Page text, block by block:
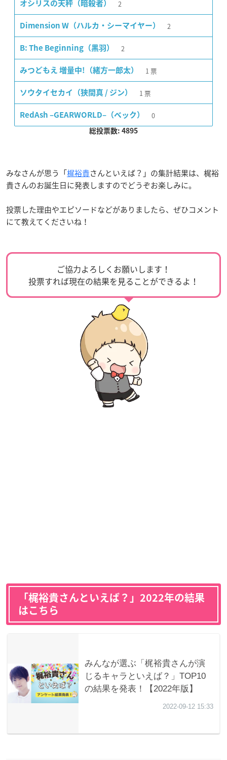
オシリスの天秤（暗殺者） 2
Dimension W（ハルカ・シーマイヤー） 2
B: The Beginning（黒羽） 2
みつどもえ 増量中!（緒方一郎太） 1 票
ソウタイセカイ（狭間真 / ジン） 1 票
RedAsh –GEARWORLD–（ベック） 0
総投票数: 4895
みなさんが思う「梶裕貴さんといえば？」の集計結果は、梶裕
貴さんのお誕生日に発表しますのでどうぞお楽しみに。
投票した理由やエピソードなどがありましたら、ぜひコメント
にて教えてくださいね！
ご協力よろしくお願いします！
投票すれば現在の結果を見ることができるよ！
「梶裕貴さんといえば？」2022年の結果
はこちら